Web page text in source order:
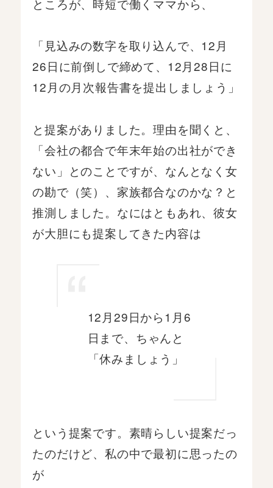
ところが、時短で働くママから、
「見込みの数字を取り込んで、12月
26日に前倒しで締めて、12月28日に
12月の月次報告書を提出しましょう」
と提案がありました。理由を聞くと、
「会社の都合で年末年始の出社ができ
ない」とのことですが、なんとなく女
の勘で（笑）、家族都合なのかな？と
推測しました。なにはともあれ、彼女
が大胆にも提案してきた内容は
12月29日から1月6
日まで、ちゃんと
「休みましょう」
という提案です。素晴らしい提案だっ
たのだけど、私の中で最初に思ったの
が